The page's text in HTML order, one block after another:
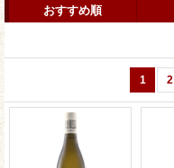
おすすめ順
1 2